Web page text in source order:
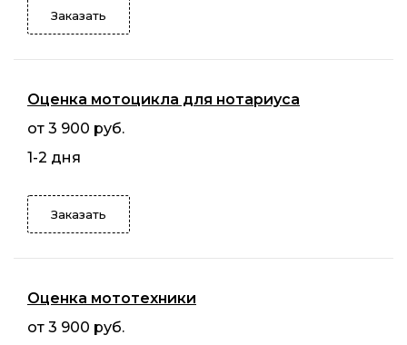
Заказать
Оценка мотоцикла для нотариуса
от 3 900 руб.
1-2 дня
Заказать
Оценка мототехники
от 3 900 руб.